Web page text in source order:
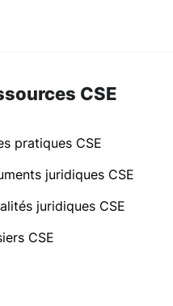
CSE
pratiques CSE
juridiques CSE
juridiques CSE
CSE